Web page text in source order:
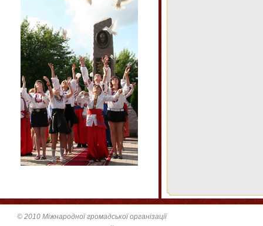
© 2010 Міжнародної громадської організації